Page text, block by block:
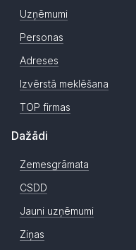
Uzņēmumi
Personas
Adreses
Izvērstā meklēšana
TOP firmas
Dažādi
Zemesgrāmata
CSDD
Jauni uzņēmumi
Ziņas